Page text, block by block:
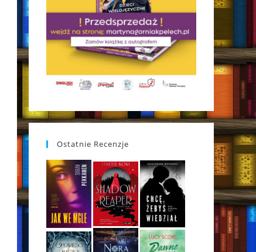
Ostatnie Recenzje